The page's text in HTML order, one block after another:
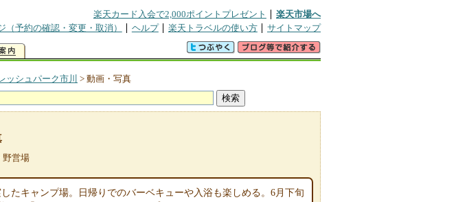
楽天カード入会で2,000ポイントプレゼント
楽天市場へ
（予約の確認・変更・取消） ヘルプ 楽天トラベルの使い方 サイトマップ
ッシュパーク市川 > 動画・写真
野営場
たキャンプ場。日帰りでのバーベキューや入浴も楽しめる。6月下旬